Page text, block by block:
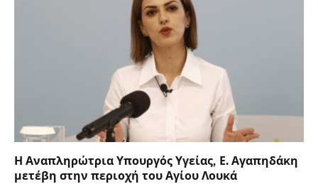
Η Αναπληρώτρια Υπουργός Υγείας, Ε. Αγαπηδάκη
μετέβη στην περιοχή του Αγίου Λουκά